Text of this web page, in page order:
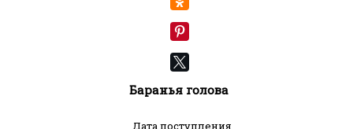
Баранья голова
Дата поступления